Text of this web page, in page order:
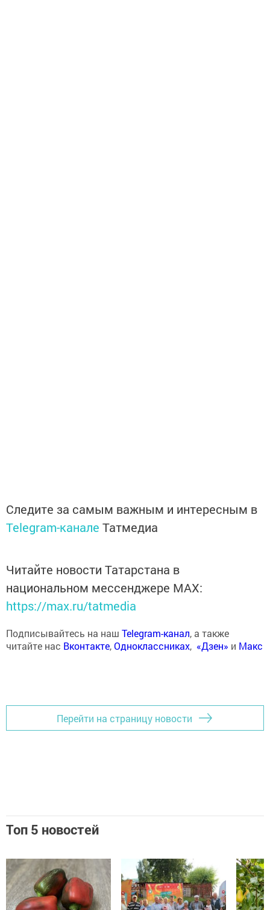
Следите за самым важным и интересным в
Telegram-канале Татмедиа
Читайте новости Татарстана в
национальном мессенджере MАХ:
https://max.ru/tatmedia
Подписывайтесь на наш Telegram-канал, а также
читайте нас Вконтакте,Одноклассниках, «Дзен» и Макс
Перейти на страницу новости
Топ 5 новостей